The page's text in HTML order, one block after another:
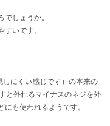
しょうか。
いです。
にくい感じです）の本来の
と外れるマイナスのネジを外
も使われるようです。